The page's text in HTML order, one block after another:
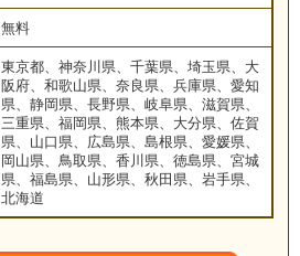
無料
東京都、神奈川県、千葉県、埼玉県、大
阪府、和歌山県、奈良県、兵庫県、愛知
県、静岡県、長野県、岐阜県、滋賀県、
三重県、福岡県、熊本県、大分県、佐賀
県、山口県、広島県、島根県、愛媛県、
岡山県、鳥取県、香川県、徳島県、宮城
県、福島県、山形県、秋田県、岩手県、
北海道